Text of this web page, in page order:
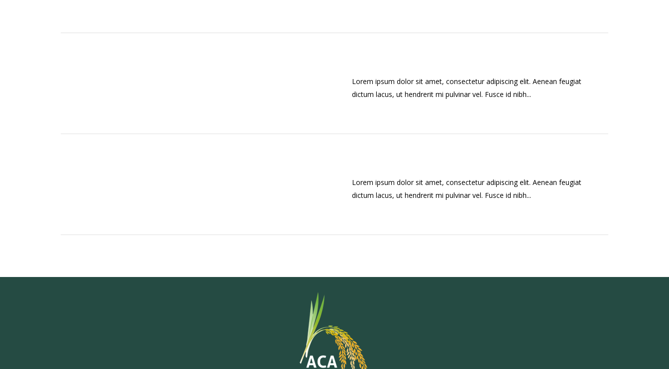
Lorem ipsum dolor sit amet, consectetur adipiscing elit. Aenean feugiat
dictum lacus, ut hendrerit mi pulvinar vel. Fusce id nibh...
Lorem ipsum dolor sit amet, consectetur adipiscing elit. Aenean feugiat
dictum lacus, ut hendrerit mi pulvinar vel. Fusce id nibh...